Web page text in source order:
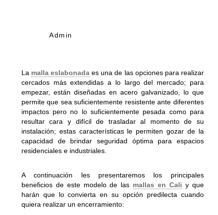
Admin
La malla eslabonada es una de las opciones para realizar
cercados más extendidas a lo largo del mercado; para
empezar, están diseñadas en acero galvanizado, lo que
permite que sea suficientemente resistente ante diferentes
impactos pero no lo suficientemente pesada como para
resultar cara y difícil de trasladar al momento de su
instalación; estas características le permiten gozar de la
capacidad de brindar seguridad óptima para espacios
residenciales e industriales.
A continuación les presentaremos los principales
beneficios de este modelo de las mallas en Cali y que
harán que lo convierta en su opción predilecta cuando
quiera realizar un encerramiento: